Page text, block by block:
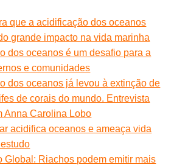
que a acidificação dos oceanos
grande impacto na vida marinha
dos oceanos é um desafio para a
e comunidades
dos oceanos já levou à extinção de
de corais do mundo. Entrevista
Anna Carolina Lobo
acidifica oceanos e ameaça vida
Global: Riachos podem emitir mais